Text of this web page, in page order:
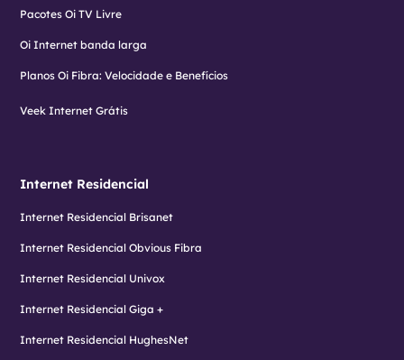
Pacotes Oi TV Livre
Oi Internet banda larga
Planos Oi Fibra: Velocidade e Benefícios
Veek Internet Grátis
Internet Residencial
Internet Residencial Brisanet
Internet Residencial Obvious Fibra
Internet Residencial Univox
Internet Residencial Giga +
Internet Residencial HughesNet